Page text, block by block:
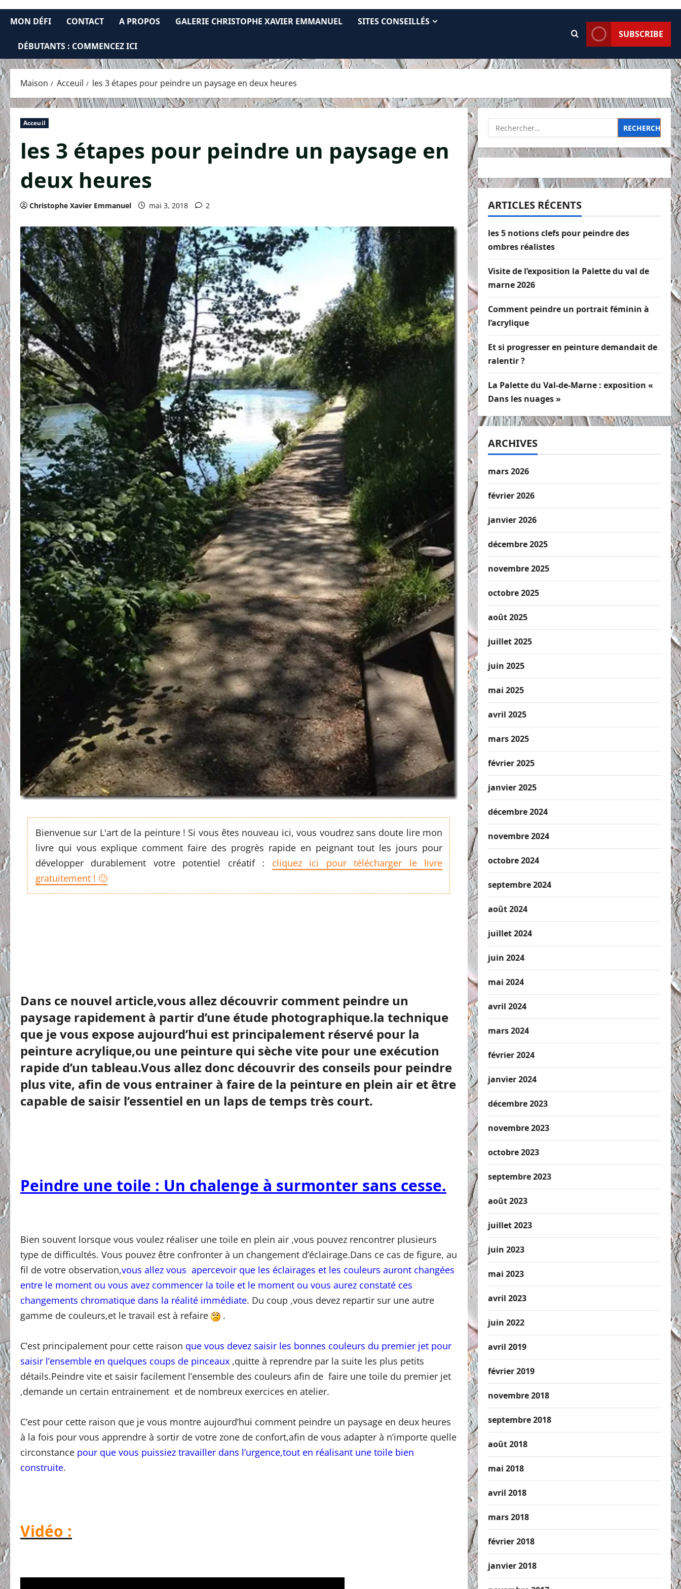
MON DÉFI CONTACT A PROPOS GALERIE CHRISTOPHE XAVIER EMMANUEL SITES CONSEILLÉS
DÉBUTANTS : COMMENCEZ ICI
SUBSCRIBE
Maison Acceuil les 3 étapes pour peindre un paysage en deux heures
Acceuil
les 3 étapes pour peindre un paysage en
deux heures
Christophe Xavier Emmanuel mai 3, 2018 2
Bienvenue sur L'art de la peinture ! Si vous êtes nouveau ici, vous voudrez sans doute lire mon
livre qui vous explique comment faire des progrès rapide en peignant tout les jours pour
développer durablement votre potentiel créatif : cliquez ici pour télécharger le livre
gratuitement ! 🙂
Dans ce nouvel article,vous allez découvrir comment peindre un
paysage rapidement à partir d’une étude photographique.la technique
que je vous expose aujourd’hui est principalement réservé pour la
peinture acrylique,ou une peinture qui sèche vite pour une exécution
rapide d’un tableau.Vous allez donc découvrir des conseils pour peindre
plus vite, afin de vous entrainer à faire de la peinture en plein air et être
capable de saisir l’essentiel en un laps de temps très court.
Peindre une toile : Un chalenge à surmonter sans cesse.
Bien souvent lorsque vous voulez réaliser une toile en plein air ,vous pouvez rencontrer plusieurs
type de difficultés. Vous pouvez être confronter à un changement d’éclairage.Dans ce cas de figure, au
fil de votre observation,vous allez vous apercevoir que les éclairages et les couleurs auront changées
entre le moment ou vous avez commencer la toile et le moment ou vous aurez constaté ces
changements chromatique dans la réalité immédiate. Du coup ,vous devez repartir sur une autre
gamme de couleurs,et le travail est à refaire
.
C’est principalement pour cette raison que vous devez saisir les bonnes couleurs du premier jet pour
saisir l’ensemble en quelques coups de pinceaux ,quitte à reprendre par la suite les plus petits
détails.Peindre vite et saisir facilement l’ensemble des couleurs afin de faire une toile du premier jet
,demande un certain entrainement et de nombreux exercices en atelier.
C’est pour cette raison que je vous montre aujourd’hui comment peindre un paysage en deux heures
à la fois pour vous apprendre à sortir de votre zone de confort,afin de vous adapter à n’importe quelle
circonstance pour que vous puissiez travailler dans l’urgence,tout en réalisant une toile bien
construite.
Vidéo :
Rechercher :
ARTICLES RÉCENTS
les 5 notions clefs pour peindre des
ombres réalistes
Visite de l’exposition la Palette du val de
marne 2026
Comment peindre un portrait féminin à
l’acrylique
Et si progresser en peinture demandait de
ralentir ?
La Palette du Val-de-Marne : exposition «
Dans les nuages »
ARCHIVES
mars 2026
février 2026
janvier 2026
décembre 2025
novembre 2025
octobre 2025
août 2025
juillet 2025
juin 2025
mai 2025
avril 2025
mars 2025
février 2025
janvier 2025
décembre 2024
novembre 2024
octobre 2024
septembre 2024
août 2024
juillet 2024
juin 2024
mai 2024
avril 2024
mars 2024
février 2024
janvier 2024
décembre 2023
novembre 2023
octobre 2023
septembre 2023
août 2023
juillet 2023
juin 2023
mai 2023
avril 2023
juin 2022
avril 2019
février 2019
novembre 2018
septembre 2018
août 2018
mai 2018
avril 2018
mars 2018
février 2018
janvier 2018